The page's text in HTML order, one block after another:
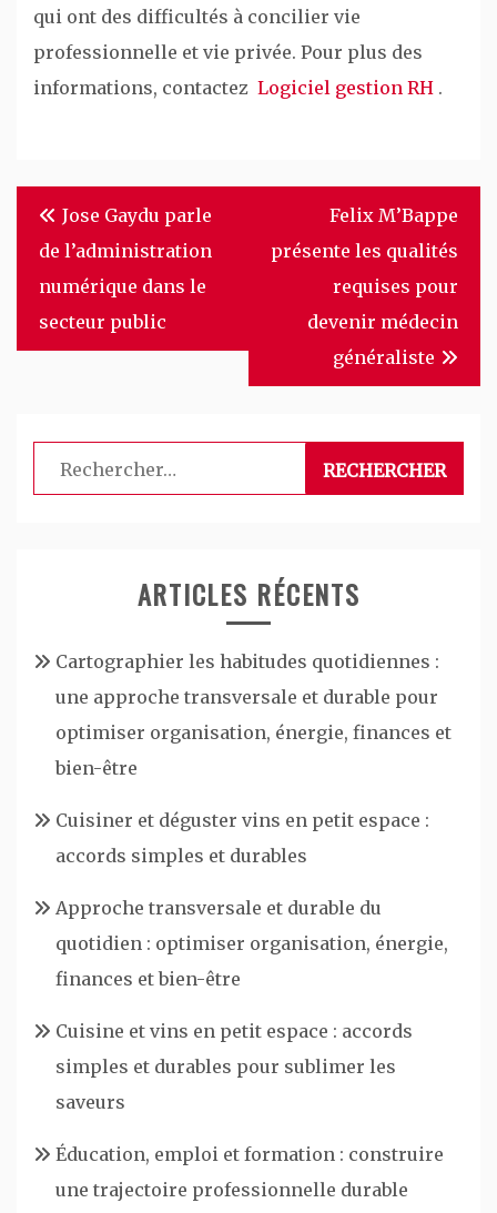
qui ont des difficultés à concilier vie
professionnelle et vie privée. Pour plus des
informations, contactez Logiciel gestion RH .
Navigation
l’article
Jose Gaydu parle
de l’administration
numérique dans le
secteur public
Felix M’Bappe
présente les qualités
requises pour
devenir médecin
généraliste
Rechercher :
ARTICLES RÉCENTS
Cartographier les habitudes quotidiennes :
une approche transversale et durable pour
optimiser organisation, énergie, finances et
bien-être
Cuisiner et déguster vins en petit espace :
accords simples et durables
Approche transversale et durable du
quotidien : optimiser organisation, énergie,
finances et bien-être
Cuisine et vins en petit espace : accords
simples et durables pour sublimer les
saveurs
Éducation, emploi et formation : construire
une trajectoire professionnelle durable